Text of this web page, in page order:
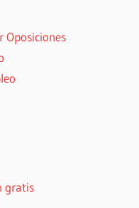
Oposiciones
gratis